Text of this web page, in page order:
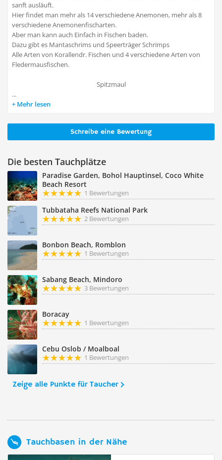
sanft ausläuft.
Hier findet man mehr als 14 verschiedene Anemonen, mehr als 8
verschiedene Anemonenfischarten.
Aber man kann auch Einfach in Fischen baden.
Dazu gibt es Mantaschrims und Speerträger Schrimps
Alle Arten von Korallendr. Fischen und 4 verschiedene Arten von
Fledermausfischen.
Spitzmaul
...
Mehr lesen
Schreibe eine Bewertung
Die besten Tauchplätze
Paradise Garden, Bohol Hauptinsel, Coco White
Beach Resort
1 Bewertungen
Tubbataha Reefs National Park
2 Bewertungen
Bonbon Beach, Romblon
1 Bewertungen
Sabang Beach, Mindoro
3 Bewertungen
Boracay
1 Bewertungen
Cebu Oslob / Moalboal
1 Bewertungen
Zeige alle Punkte für Taucher
Tauchbasen in der Nähe